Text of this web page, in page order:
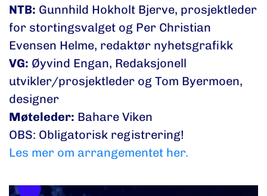
NTB: Gunnhild Hokholt Bjerve, prosjektleder
for stortingsvalget og Per Christian
Evensen Helme, redaktør nyhetsgrafikk
VG: Øyvind Engan, Redaksjonell
utvikler/prosjektleder og Tom Byermoen,
designer
Møteleder: Bahare Viken
OBS: Obligatorisk registrering!
Les mer om arrangementet her.